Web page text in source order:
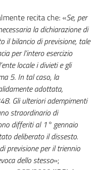
recita che: «Se, per
la dichiarazione di
il bilancio di previsione, tale
per l’intero esercizio
locale i divieti e gli
5. In tal caso, la
adottata,
Gli ulteriori adempimenti
straordinario di
differiti al 1° gennaio
deliberato il dissesto.
previsione per il triennio
dello stesso»;